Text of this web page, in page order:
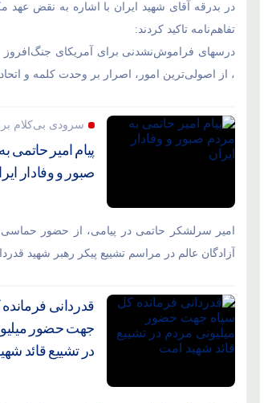
در بدرقه آقای شهید ایران با اشاره به نقض عهد
تفاهم‌نامه تاکید کردند:
درسهای فراموش‌نشدنی برای آمریکای جنگ‌افروز
، از اصولی‌ترین امور، اصرار بر وحدت کلمه و
سرودی بی‌کلام
پیام امیر حاتمی
صبور و وفادار
امیر سرلشکر حاتمی در پیامی، از حضور
آزادگان عالم در مراسم تشییع پیکر رهبر شهید
قدردانی
جهت حضور
در تشییع قائد